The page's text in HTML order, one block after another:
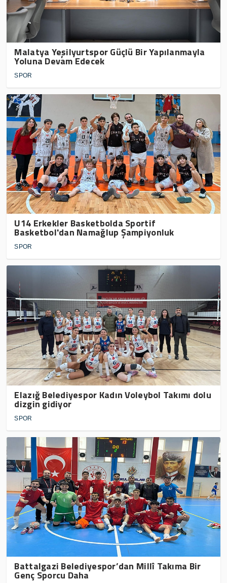
Malatya Yeşilyurtspor Güçlü Bir Yapılanmayla
Yoluna Devam Edecek
SPOR
U14 Erkekler Basketbolda Sportif
Basketbol'dan Namağlup Şampiyonluk
SPOR
Elazığ Belediyespor Kadın Voleybol Takımı dolu
dizgin gidiyor
SPOR
Battalgazi Belediyespor’dan Millî Takıma Bir
Genç Sporcu Daha